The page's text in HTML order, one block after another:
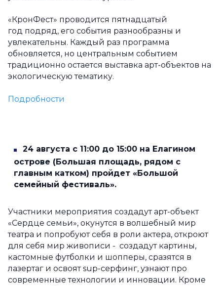
«КронФест» проводится пятнадцатый
год подряд, его события разнообразны и
увлекательны. Каждый раз программа
обновляется, но центральным событием
традиционно остается выставка арт-объектов на
экологическую тематику.
Подробности
24 августа с 11:00 до 15:00 на Елагином
острове (Большая площадь, рядом с
главным катком) пройдет «Большой
семейный фестиваль».
Участники мероприятия создадут арт-объект
«Сердце семьи», окунутся в волшебный мир
театра и попробуют себя в роли актера, откроют
для себя мир живописи - создадут картины,
кастомные футболки и шопперы, сразятся в
лазертаг и освоят sup-серфинг, узнают про
современные технологии и инновации. Кроме